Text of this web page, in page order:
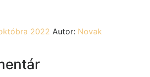
2022 Autor: Novak